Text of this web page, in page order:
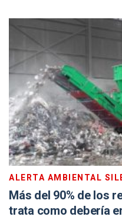
ALERTA AMBIENTAL
Más del 90% de los
trata como debería